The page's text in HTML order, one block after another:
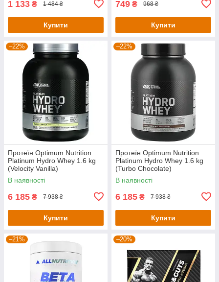
1 133 ₴ 1 484 ₴
Купити
749 ₴ 968 ₴
Купити
–22%
Протеїн Optimum Nutrition
Platinum Hydro Whey 1.6 kg
(Velocity Vanilla)
В наявності
6 185 ₴ 7 938 ₴
Купити
–22%
Протеїн Optimum Nutrition
Platinum Hydro Whey 1.6 kg
(Turbo Chocolate)
В наявності
6 185 ₴ 7 938 ₴
Купити
–21% –20%